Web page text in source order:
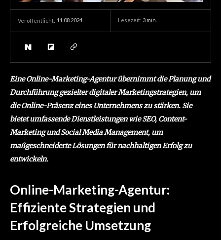
Veröffentlicht: 11.08.2024 Lesezeit: 3 min.
Eine Online-Marketing-Agentur übernimmt die Planung und
Durchführung gezielter digitaler Marketingstrategien, um
die Online-Präsenz eines Unternehmens zu stärken. Sie
bietet umfassende Dienstleistungen wie SEO, Content-
Marketing und Social Media Management, um
maßgeschneiderte Lösungen für nachhaltigen Erfolg zu
entwickeln.
Online-Marketing-Agentur:
Effiziente Strategien und
Erfolgreiche Umsetzung